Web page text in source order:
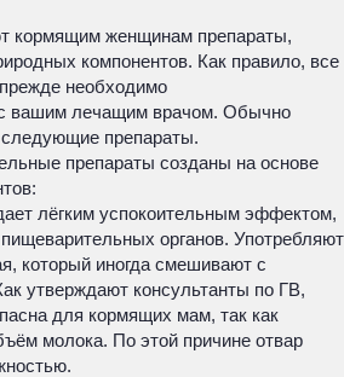
кормящим женщинам препараты,
компонентов. Как правило, все
необходимо
с вашим лечащим врачом. Обычно
препараты.
препараты созданы на основе
лёгким успокоительным эффектом,
органов. Употребляют
который иногда смешивают с
утверждают консультанты по ГВ,
для кормящих мам, так как
молока. По этой причине отвар